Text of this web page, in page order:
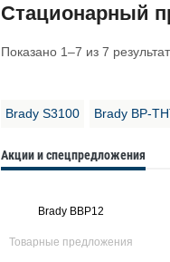
Стационарный
Показано 1–7 из 7
Brady S3100 Brady BP-
Акции и спецпредложения
Brady BBP12
Товарные предложения